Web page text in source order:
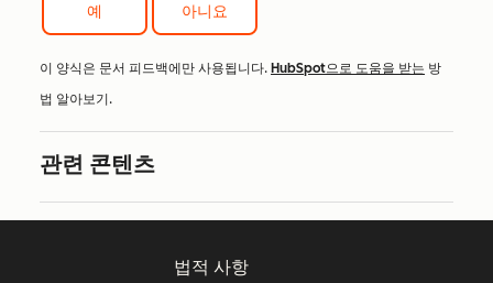
예 아니요
이 양식은 문서 피드백에만 사용됩니다. HubSpot으로 도움을 받는 방
법 알아보기.
관련 콘텐츠
법적 사항